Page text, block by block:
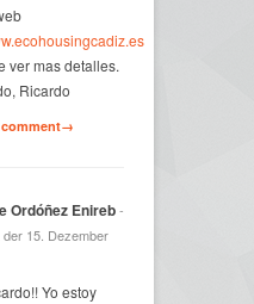
ver mas detalles.
Ricardo
Ordóñez Enireb-
der 15. Dezember
Yo estoy